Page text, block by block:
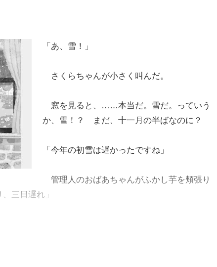
「あ、雪！」
さくらちゃんが小さく叫んだ。
窓を見ると、……本当だ。雪だ。っていう
か、雪！？ まだ、十一月の半ばなのに？
「今年の初雪は遅かったですね」
管理人のおばあちゃんがふかし芋を頬張り
三日遅れ」